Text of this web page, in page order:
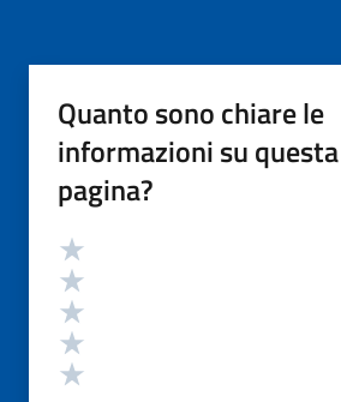
Quanto sono chiare le
informazioni su questa
pagina?
Valutazione